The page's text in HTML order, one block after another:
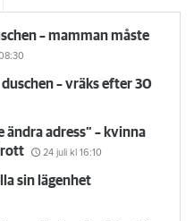
– mamman måste
– vräks efter 30
adress” – kvinna
24 juli kl 16:10
sin lägenhet